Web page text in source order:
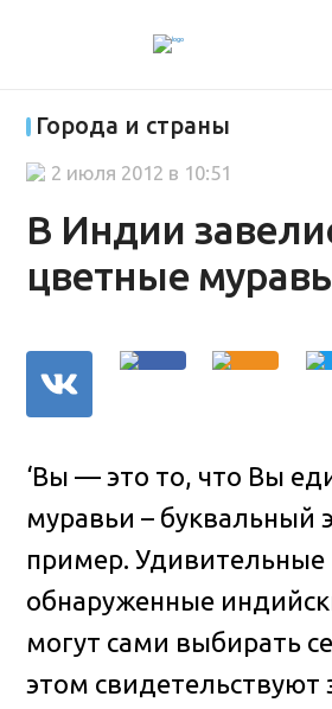
Города и страны
В Индии
цветные
2 июля 2012 в 10:51
‘Вы — это то, что Вы
муравьи – буквальный
пример. Удивительные
обнаруженные
могут сами выбирать
этом свидетельствуют